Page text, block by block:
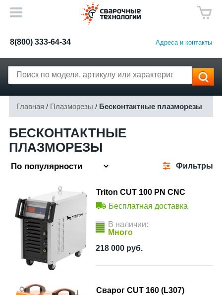
8(800) 333-64-34 Адреса и контакты
Главная / Плазморезы / Бесконтактные плазморезы
БЕСКОНТАКТНЫЕ
ПЛАЗМОРЕЗЫ
Фильтры
Triton CUT 100 PN CNC
Бесплатная доставка
В наличии:
Много
218 000 руб.
Сварог CUT 160 (L307)